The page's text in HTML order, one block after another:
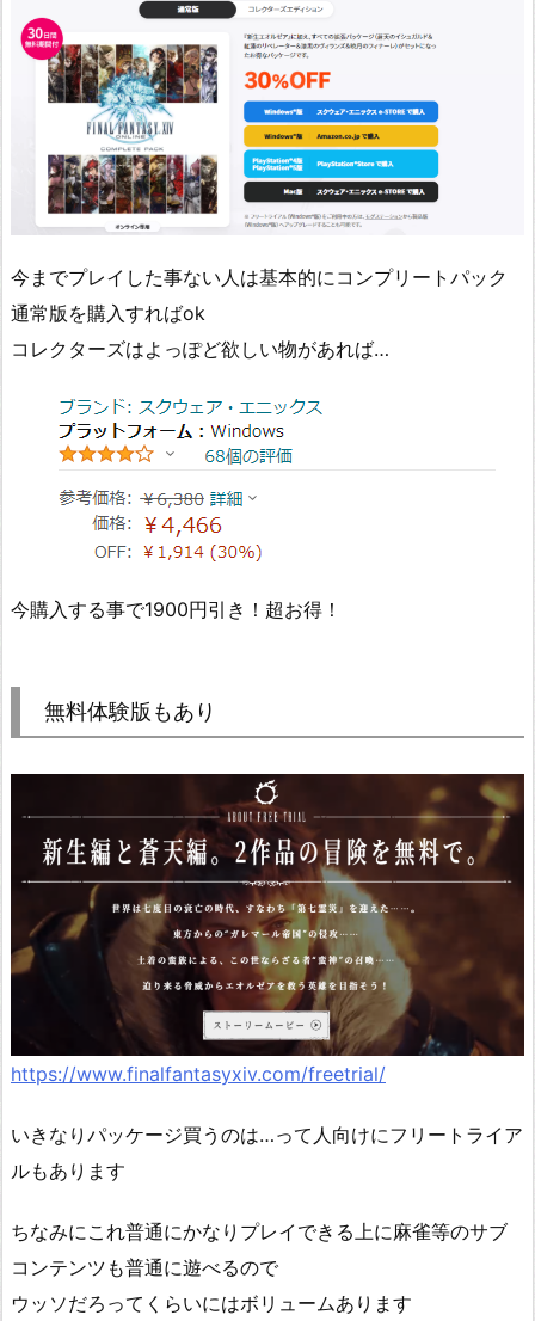
今までプレイした事ない人は基本的にコンプリートパック
通常版を購入すればok
コレクターズはよっぽど欲しい物があれば…
今購入する事で1900円引き！超お得！
無料体験版もあり
https://www.finalfantasyxiv.com/freetrial/
いきなりパッケージ買うのは…って人向けにフリートライア
ルもあります
ちなみにこれ普通にかなりプレイできる上に麻雀等のサブ
コンテンツも普通に遊べるので
ウッソだろってくらいにはボリュームあります